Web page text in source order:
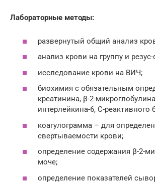
Лабораторные методы:
развернутый общий анализ
анализ крови на группу и
исследование крови на ВИЧ;
биохимия с обязательным
креатинина, β-2-
интерлейкина-6, С-реактивного
коагулограмма – для
свертываемости крови;
определение содержания β-2-
моче;
определение показателей